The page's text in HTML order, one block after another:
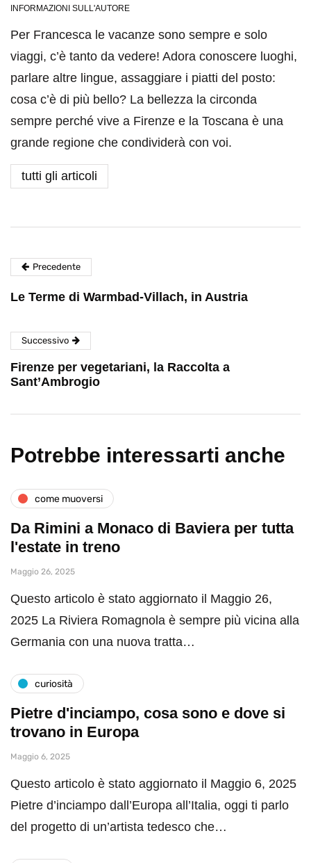
INFORMAZIONI SULL'AUTORE
Per Francesca le vacanze sono sempre e solo
viaggi, c’è tanto da vedere! Adora conoscere luoghi,
parlare altre lingue, assaggiare i piatti del posto:
cosa c’è di più bello? La bellezza la circonda
sempre perché vive a Firenze e la Toscana è una
grande regione che condividerà con voi.
tutti gli articoli
Precedente
Le Terme di Warmbad-Villach, in Austria
Successivo
Firenze per vegetariani, la Raccolta a
Sant’Ambrogio
Potrebbe interessarti anche
come muoversi
Da Rimini a Monaco di Baviera per tutta
l'estate in treno
Maggio 26, 2025
Questo articolo è stato aggiornato il Maggio 26,
2025 La Riviera Romagnola è sempre più vicina alla
Germania con una nuova tratta…
curiosità
Pietre d'inciampo, cosa sono e dove si
trovano in Europa
Maggio 6, 2025
Questo articolo è stato aggiornato il Maggio 6, 2025
Pietre d’inciampo dall’Europa all’Italia, oggi ti parlo
del progetto di un’artista tedesco che…